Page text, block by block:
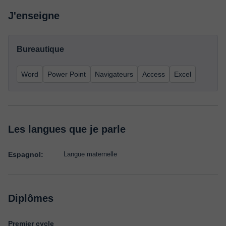
J'enseigne
Bureautique
Word Power Point Navigateurs Access Excel
Les langues que je parle
Espagnol: Langue maternelle
Diplômes
Premier cycle